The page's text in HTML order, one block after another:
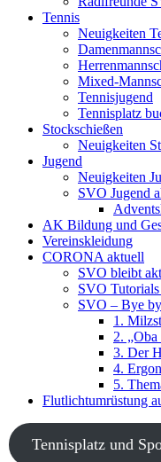
Tennis
Neuigkeiten
Mixed-
Tennisjugend
Tennisplatz
Stockschießen
Neuigkeiten
Jugend
Neuigkeiten
SVO Jugend
AK Bildung und
Vereinskleidung
CORONA aktuell
SVO bleibt
SVO
SVO – Bye
1.
2.
3. Der
4.
5.
Flutlichtumrüstung
Tennisplatz und